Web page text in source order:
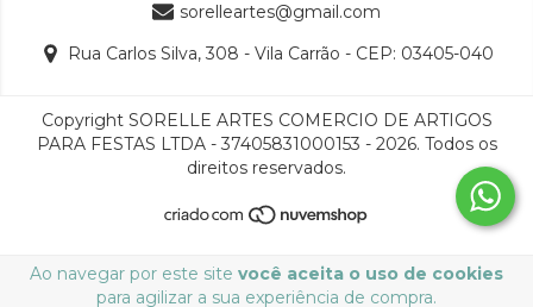
Ao navegar por este site você aceita o uso de cookies
para agilizar a sua experiência de compra.
sorelleartes@gmail.com
Rua Carlos Silva, 308 - Vila Carrão - CEP: 03405-040
Copyright SORELLE ARTES COMERCIO DE ARTIGOS
PARA FESTAS LTDA - 37405831000153 - 2026. Todos os
direitos reservados.